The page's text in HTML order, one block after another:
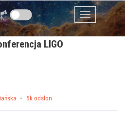
Menu
LIGO
5k odsłon